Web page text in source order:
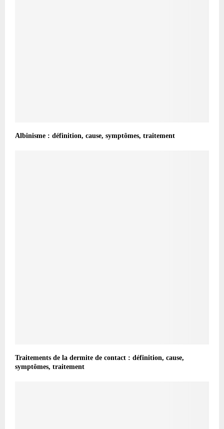
Albinisme : définition, cause, symptômes, traitement
Traitements de la dermite de contact : définition, cause,
symptômes, traitement